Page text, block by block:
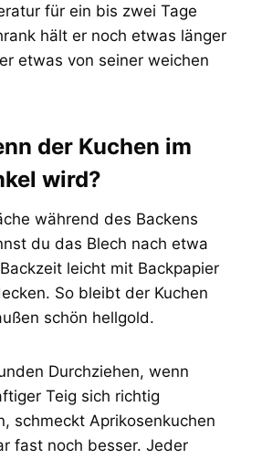
für ein bis zwei Tage
hält er noch etwas länger
etwas von seiner weichen
der Kuchen im
wird?
während des Backens
du das Blech nach etwa
leicht mit Backpapier
So bleibt der Kuchen
schön hellgold.
Durchziehen, wenn
Teig sich richtig
schmeckt Aprikosenkuchen
fast noch besser. Jeder